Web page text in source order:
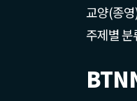
교양(종
주제별 분